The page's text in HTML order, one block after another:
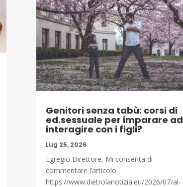
Genitori senza tabù: corsi di
ed.sessuale per imparare ad
interagire con i figli?
Lug 25, 2026
Egregio Direttore, Mi consenta di
commentare l’articolo
https://www.dietrolanotizia.eu/2026/07/al-